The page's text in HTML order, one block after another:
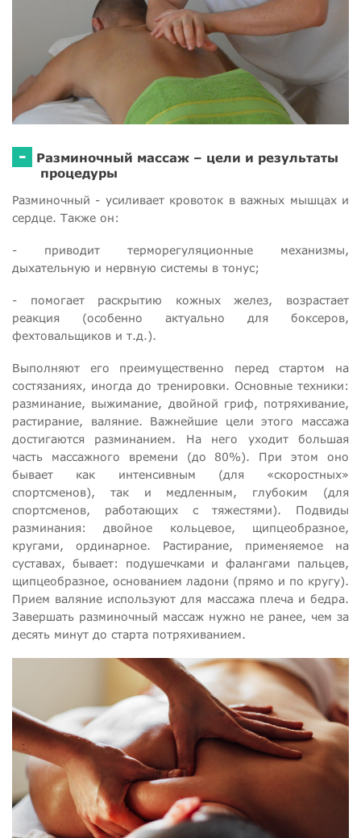
-
Разминочный массаж – цели и результаты
процедуры
Разминочный - усиливает кровоток в важных мышцах и
сердце. Также он:
- приводит терморегуляционные механизмы,
дыхательную и нервную системы в тонус;
- помогает раскрытию кожных желез, возрастает
реакция (особенно актуально для боксеров,
фехтовальщиков и т.д.).
Выполняют его преимущественно перед стартом на
состязаниях, иногда до тренировки. Основные техники:
разминание, выжимание, двойной гриф, потряхивание,
растирание, валяние. Важнейшие цели этого массажа
достигаются разминанием. На него уходит большая
часть массажного времени (до 80%). При этом оно
бывает как интенсивным (для «скоростных»
спортсменов), так и медленным, глубоким (для
спортсменов, работающих с тяжестями). Подвиды
разминания: двойное кольцевое, щипцеобразное,
кругами, ординарное. Растирание, применяемое на
суставах, бывает: подушечками и фалангами пальцев,
щипцеобразное, основанием ладони (прямо и по кругу).
Прием валяние используют для массажа плеча и бедра.
Завершать разминочный массаж нужно не ранее, чем за
десять минут до старта потряхиванием.